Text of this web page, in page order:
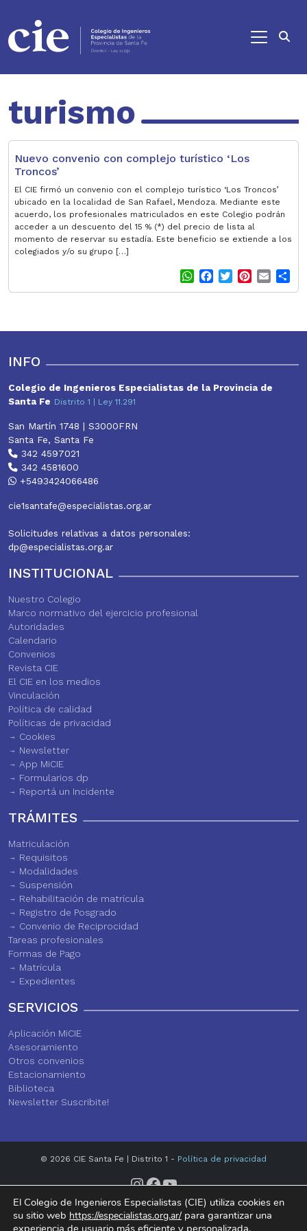
turismo
Nuevo convenio con complejo turístico ‘Los
Troncos’
El CIE firmó un convenio con el complejo turístico ‘Los Troncos’
ubicado en la localidad de San Rafael, Mendoza. Mediante este
acuerdo, los profesionales matriculados en este Colegio podrán
acceder a un descuento del 15 % (*) del precio de lista al
momento de reservar su estadía. Este beneficio se extiende a los
colegiados y/o su grupo […]
W
h
s
a
b
T
w
t
i
e
t
m
l
h
e
INFO
Colegio de Ingenieros Especialistas de la Provincia de
Santa Fe Distrito 1 | Ley 11.291
San Martín 1748 | S3000FRN
Santa Fe, Santa Fe
342 4597021
342 4581600
+5493424066486
cie1santafe@especialistas.org.ar
Solicitudes relativas a datos personales:
dp@especialistas.org.ar
INSTITUCIONAL
Nuestro Colegio
Marco normativo del ejercicio profesional
Autoridades
Calendario
Convenios
Revista CIE
El CIE en los medios
Vinculación
Política de calidad
Políticas de privacidad
Cookies
Newsletter
App MiCIE
Formularios dp
Reportá un Incidente
TRÁMITES
Matriculación
Requisitos
Modalidades
Suspensión
Rehabilitación de matrícula
Registro de Posgrado
Convenio de Reciprocidad
Tareas profesionales
Formas de Pago
Matrícula
Expedientes
SERVICIOS
Aplicación MiCIE
Asesoramiento
Otros convenios
Estacionamiento
Biblioteca
Newsletter Suscribite!
© 2026 CIE Santa Fe | Distrito 1 - Política de privacidad
Instagram
Facebook
YouTube
El Colegio de Ingenieros Especialistas (CIE) utiliza cookies en
su sitio web https://especialistas.org.ar/ para garantizar una
experiencia de usuario más eficiente y personalizada.